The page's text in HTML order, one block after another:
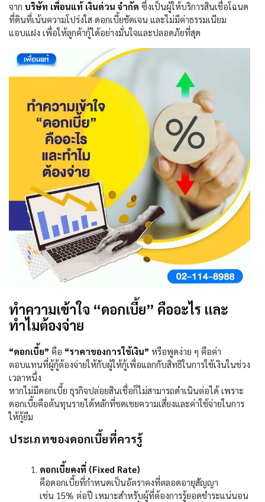
จาก บริษัท เพื่อนแท้ เงินด่วน จำกัด ซึ่งเป็นผู้ให้บริการสินเชื่อโฉนด
ที่ดินที่เน้นความโปร่งใส ดอกเบี้ยชัดเจน และไม่มีค่าธรรมเนียม
แอบแฝง เพื่อให้ลูกค้ากู้ได้อย่างมั่นใจและปลอดภัยที่สุด
ทำความเข้าใจ “ดอกเบี้ย” คืออะไร และ
ทำไมต้องจ่าย
“ดอกเบี้ย” คือ “ราคาของการใช้เงิน” หรือพูดง่าย ๆ คือค่า
ตอบแทนที่ผู้กู้ต้องจ่ายให้กับผู้ให้กู้เพื่อแลกกับสิทธิในการใช้เงินในช่วง
เวลาหนึ่ง
หากไม่มีดอกเบี้ย ธุรกิจปล่อยสินเชื่อก็ไม่สามารถดำเนินต่อได้ เพราะ
ดอกเบี้ยคือต้นทุนรายได้หลักที่ชดเชยความเสี่ยงและค่าใช้จ่ายในการ
ให้กู้ยืม
ประเภทของดอกเบี้ยที่ควรรู้
ดอกเบี้ยคงที่ (Fixed Rate)
คือดอกเบี้ยที่กำหนดเป็นอัตราคงที่ตลอดอายุสัญญา
เช่น 15% ต่อปี เหมาะสำหรับผู้ที่ต้องการรู้ยอดชำระแน่นอน